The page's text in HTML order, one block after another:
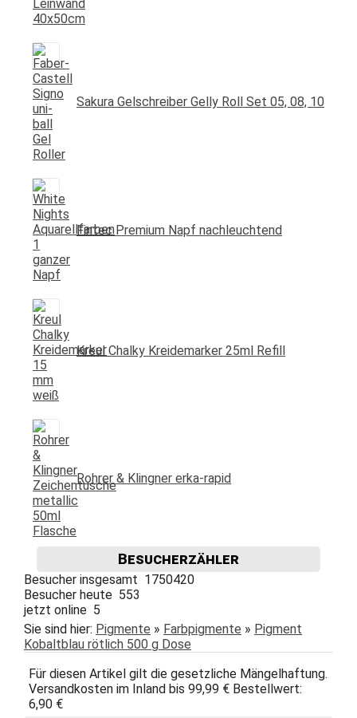
Sakura Gelschreiber Gelly Roll Set 05, 08, 10
Fintec Premium Napf nachleuchtend
Kreul Chalky Kreidemarker 25ml Refill
Rohrer & Klingner erka-rapid
Besucherzähler
Besucher insgesamt 1750420
Besucher heute 553
jetzt online 5
Sie sind hier: Pigmente » Farbpigmente » Pigment
Kobaltblau rötlich 500 g Dose
Für diesen Artikel gilt die gesetzliche Mängelhaftung.
Versandkosten im Inland bis 99,99 € Bestellwert:
6,90 €